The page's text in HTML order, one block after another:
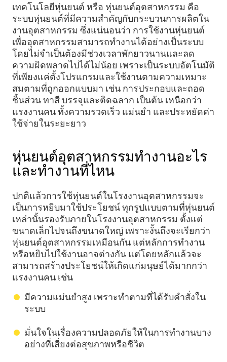
เทคโนโลยีหุ่นยนต์ หรือ หุ่นยนต์อุตสาหกรรม คือ
ระบบหุ่นยนต์ที่มีความสำคัญกับกระบวนการผลิตใน
งานอุตสาหกรรม ซึ่งแน่นอนว่า การใช้งานหุ่นยนต์
เพื่ออุตสาหกรรมสามารถทำงานได้อย่างเป็นระบบ
โดยไม่จำเป็นต้องมีช่วงเวลาพักยาวนานและลด
ความผิดพลาดไปได้ไม่น้อย เพราะเป็นระบบอัตโนมัติ
ที่เพียงแค่ตั้งโปรแกรมและใช้งานตามความเหมาะ
สมตามที่ถูกออกแบบมา เช่น การประกอบและถอด
ชิ้นส่วน ทาสี บรรจุและติดฉลาก เป็นต้น เหนือกว่า
แรงงานคน ทั้งความรวดเร็ว แม่นยำ และประหยัดค่า
ใช้จ่ายในระยะยาว
หุ่นยนต์อุตสาหกรรมทำงานอะไร
และทำงานที่ไหน
ปกติแล้วการใช้หุ่นยนต์ในโรงงานอุตสาหกรรมจะ
เป็นการหยิบมาใช้ประโยชน์ ทุกรูปแบบตามที่หุ่นยนต์
เหล่านั้นรองรับภายในโรงงานอุตสาหกรรม ตั้งแต่
ขนาดเล็กไปจนถึงขนาดใหญ่ เพราะงั้นถึงจะเรียกว่า
หุ่นยนต์อุตสาหกรรมเหมือนกัน แต่หลักการทำงาน
หรือหยิบไปใช้งานอาจต่างกัน แต่โดยหลักแล้วจะ
สามารถสร้างประโยชน์ให้เกิดแก่มนุษย์ได้มากกว่า
แรงงานคน เช่น
มีความแม่นยำสูง เพราะทำตามที่ได้รับคำสั่งใน
ระบบ
มั่นใจในเรื่องความปลอดภัยให้ในการทำงานบาง
อย่างที่เสี่ยงต่อสุขภาพหรือชีวิต